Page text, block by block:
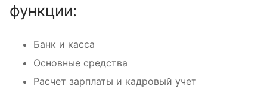
функции:
Банк и касса
Основные средства
Расчет зарплаты и кадровый учет